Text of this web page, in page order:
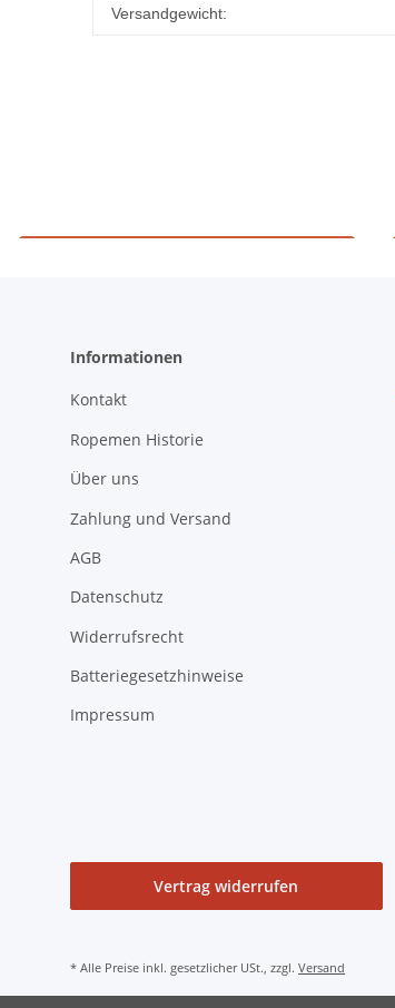
Produkteigenschaft
Wert
Versandgewicht:
Informationen
Kontakt
Ropemen Historie
Über uns
Zahlung und Versand
AGB
Datenschutz
Widerrufsrecht
Batteriegesetzhinweise
Impressum
Vertrag widerrufen
* Alle Preise inkl. gesetzlicher USt., zzgl. Versand